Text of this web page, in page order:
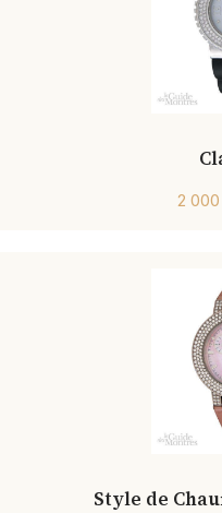
2
Style de